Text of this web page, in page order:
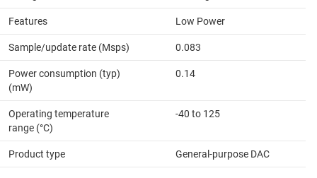
Features Low Power
Sample/update rate (Msps) 0.083
Power consumption (typ)
(mW)
0.14
Operating temperature
range (°C)
-40 to 125
Product type General-purpose DAC